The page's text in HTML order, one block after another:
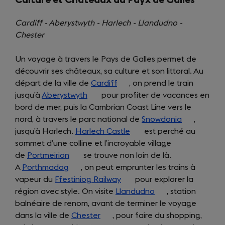
Cardiff - Aberystwyth - Harlech - Llandudno -
Chester
Un voyage à travers le Pays de Galles permet de
découvrir ses châteaux, sa culture et son littoral. Au
départ de la ville de Cardiff (opens
in
a
new
tab)
, on prend le train
jusqu’à Aberystwyth (opens
in
a
new
tab)
pour profiter de vacances en
bord de mer, puis la Cambrian Coast Line vers le
nord, à travers le parc national de Snowdonia (opens
in
tab)
,
jusqu’à Harlech. Harlech Castle (opens
in
a
new
tab)
est perché au
sommet d’une colline et l’incroyable village
de Portmeirion (opens
a
new
tab)
se trouve non loin de là.
A Porthmadog (opens
in
a
new
tab)
, on peut emprunter les trains à
vapeur du Ffestiniog Railway (opens
in
a
new
pour explorer la
région avec style. On visite Llandudno (opens
in
a
, station
balnéaire de renom, avant de terminer le voyage
dans la ville de Chester (opens
, pour faire du shopping,